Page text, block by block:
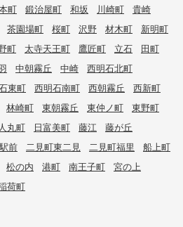
町 鍛治屋町 和坂 川崎町
貴崎
茶園場町 桜町 沢野 材木町
新明町
町 太寺天王町 鷹匠町 立石
田町
中朝霧丘 中崎
西明石北町
東町 西明石南町 西朝霧丘
西新町
林崎町 東朝霧丘 東仲ノ町
東野町
人丸町 日富美町 藤江
藤が丘
前 二見町東二見 二見町福里
船上町
松の内 港町 南王子町
宮の上
荷町